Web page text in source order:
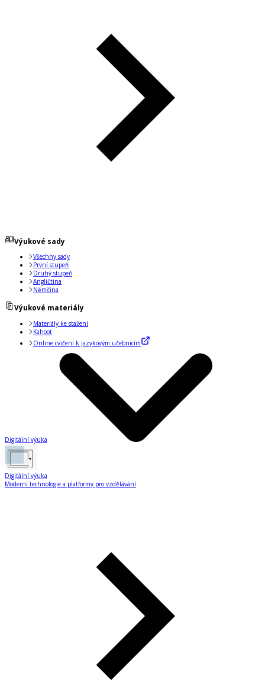
Výukové sady
Všechny sady
První stupeň
Druhý stupeň
Angličtina
Němčina
Výukové materiály
Materiály ke stažení
Kahoot
Online cvičení k jazykovým učebnicím
Digitální výuka
Digitální výuka
Moderní technologie a platformy pro vzdělávání